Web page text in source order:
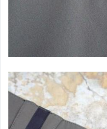
├ 蛙鞋．防滑鞋．救生衣．魚雷
├ 潛 水 衣．防 寒 衣
├ 水母衣．泳衣褲．毛巾衣
├ 手套．護膝．頭套
├ 防水袋．配件袋
└ 面 鏡．呼 吸 管